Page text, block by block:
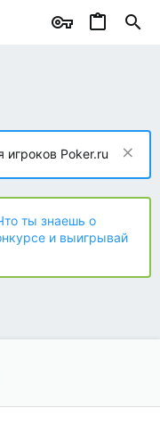
игроков Poker.ru
ты знаешь о
и выигрывай